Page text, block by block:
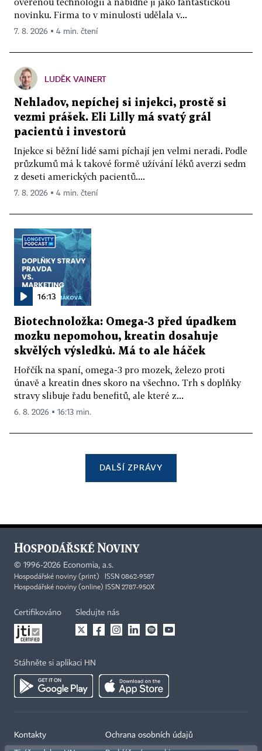
novinku. Firma to v minulosti udělala v...
7. 8. 2026 ▪ 4 min. čtení
LUDĚK VAINERT
Nehladov, nepíchej si injekci, prostě si
vezmi prášek. Eli Lilly má svatý grál
pacientů i investorů
Injekce si běžní lidé sami píchají jen velmi neradi. Podle
průzkumů má k takové formě užívání léků averzi sedm
z deseti amerických pacientů....
7. 8. 2026 ▪ 4 min. čtení
16:13
Biotechnoložka: Omega-3 před úpadkem
mozku nepomohou, kreatin dosahuje
skvělých výsledků. Má to ale háček
Hořčík na spaní, omega-3 pro mozek, železo proti
únavě a kreatin dnes skoro na všechno. Trh s doplňky
stravy slibuje řadu benefitů, ale které z...
6. 8. 2026 ▪ 16:13 min.
DALŠÍ ZPRÁVY
© 1996-2026 Economia, a.s.
Hospodářské noviny (print) ISSN 0862-9587
Hospodářské noviny (online) ISSN 2787-950X
Certifikováno Sledujte nás
Stáhněte si aplikaci HN
Kontakty Ochrana osobních údajů